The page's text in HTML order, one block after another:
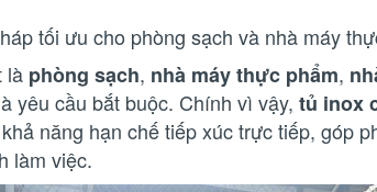
tối ưu cho phòng sạch và nhà máy
là phòng sạch, nhà máy thực phẩm,
yêu cầu bắt buộc. Chính vì vậy, tủ inox
năng hạn chế tiếp xúc trực tiếp, góp
làm việc.